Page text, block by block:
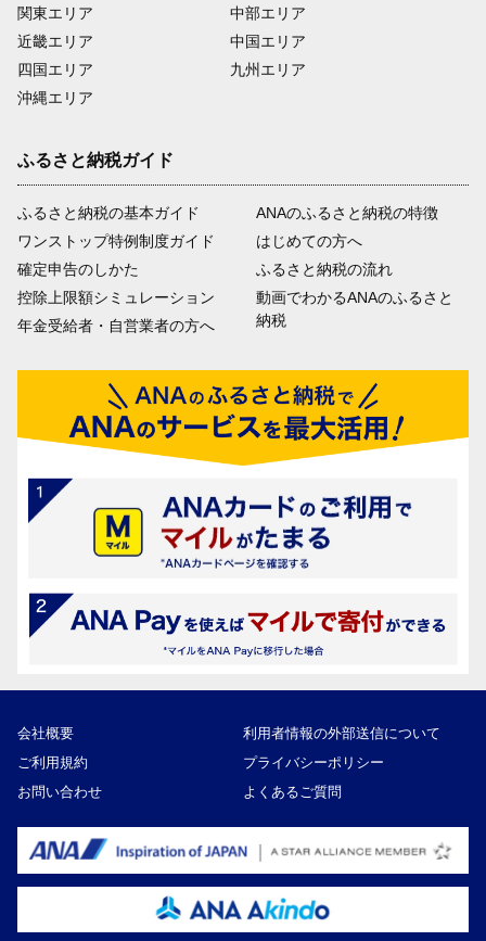
関東エリア
近畿エリア
四国エリア
沖縄エリア
中部エリア
中国エリア
九州エリア
ふるさと納税ガイド
ふるさと納税の基本ガイド
ワンストップ特例制度ガイド
確定申告のしかた
控除上限額シミュレーション
年金受給者・自営業者の方へ
ANAのふるさと納税の特徴
はじめての方へ
ふるさと納税の流れ
動画でわかるANAのふるさと
納税
会社概要
利用者情報の外部送信について
ご利用規約
プライバシーポリシー
お問い合わせ
よくあるご質問